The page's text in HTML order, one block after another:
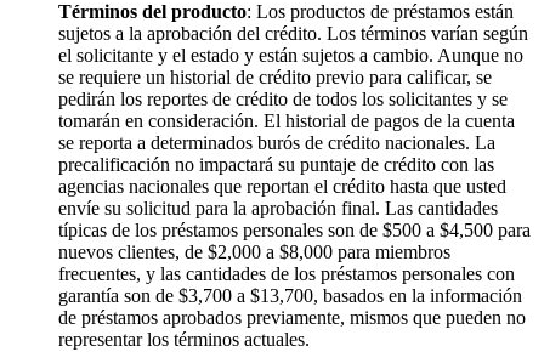
Términos del producto: Los productos de préstamos están
sujetos a la aprobación del crédito. Los términos varían según
el solicitante y el estado y están sujetos a cambio. Aunque no
se requiere un historial de crédito previo para calificar, se
pedirán los reportes de crédito de todos los solicitantes y se
tomarán en consideración. El historial de pagos de la cuenta
se reporta a determinados burós de crédito nacionales. La
precalificación no impactará su puntaje de crédito con las
agencias nacionales que reportan el crédito hasta que usted
envíe su solicitud para la aprobación final. Las cantidades
típicas de los préstamos personales son de $500 a $4,500 para
nuevos clientes, de $2,000 a $8,000 para miembros
frecuentes, y las cantidades de los préstamos personales con
garantía son de $3,700 a $13,700, basados en la información
de préstamos aprobados previamente, mismos que pueden no
representar los términos actuales.